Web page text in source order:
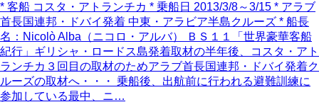
* 客船 コスタ・アトランチカ * 乗船日 2013/3/8～3/15 * アラブ
首長国連邦・ドバイ発着 中東・アラビア半島クルーズ * 船長
名：Nicolò Alba（ニコロ・アルバ） ＢＳ１１「世界豪華客船
紀行」ギリシャ・ロードス島発着取材の半年後、コスタ・アト
ランチカ３回目の取材のためアラブ首長国連邦・ドバイ発着ク
ルーズの取材へ・・・ 乗船後、出航前に行われる避難訓練に
参加している最中、ニ…